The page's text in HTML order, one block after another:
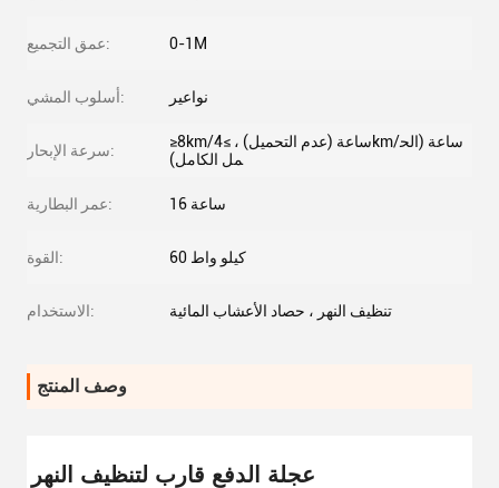
عمق التجميع: 0-1M
أسلوب المشي: نواعير
سرعة الإبحار:
≥8km/ساعة (عدم التحميل) ، ≥4km/ساعة (الح
مل الكامل)
عمر البطارية: 16 ساعة
القوة: 60 كيلو واط
الاستخدام: تنظيف النهر ، حصاد الأعشاب المائية
وصف المنتج
عجلة الدفع قارب لتنظيف النهر